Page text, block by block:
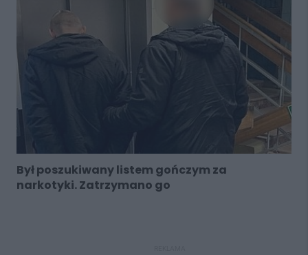
Był poszukiwany listem gończym za
narkotyki. Zatrzymano go